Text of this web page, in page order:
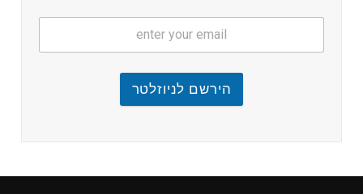
הירשם לניוזלטר